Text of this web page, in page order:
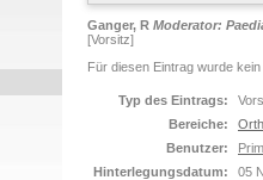
Ganger, R Moderator:
[Vorsitz]
Für diesen Eintrag wurde
Typ des Eintrags:
Bereiche:
Benutzer:
Hinterlegungsdatum:
05